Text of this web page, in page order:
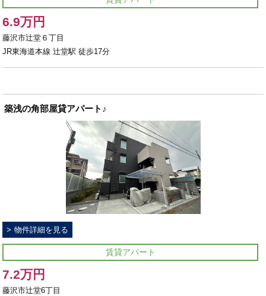
6.9万円
藤沢市辻堂６丁目
JR東海道本線 辻堂駅 徒歩17分
築浅の角部屋貸アパート♪
物件詳細を見る
賃貸アパート
7.2万円
藤沢市辻堂6丁目